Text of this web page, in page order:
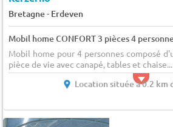
Bretagne- Erdeven
Mobil home CONFORT 3 pièces 4
Mobil home pour 4 personnes composé
pièce de vie avec canapé, tables et chaise...
Location située à 0.2 km